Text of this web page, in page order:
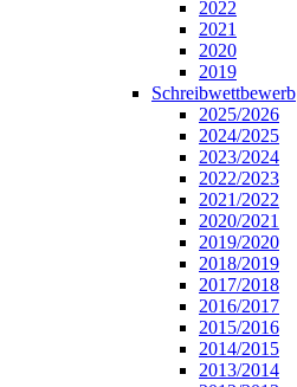
2022
2021
2020
2019
Schreibwettbewerb
2025/2026
2024/2025
2023/2024
2022/2023
2021/2022
2020/2021
2019/2020
2018/2019
2017/2018
2016/2017
2015/2016
2014/2015
2013/2014